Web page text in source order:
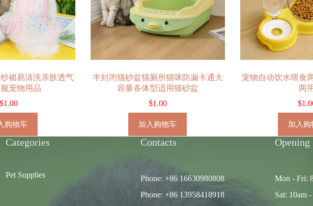
裙易清洗亲肤透气
宠物用品
1.00
购物车
半封闭猫砂盆猫厕所猫咪防漏卡通大
容量各体型适用猫砂盆
$1.00
加入购物车
宠物自动饮水喂食
两用
$
加入购
Categories
Pet Supplies
Contacts
Phone: +86 16630980808
Phone: +86 13958418918
Opening
Mon - Fri:
Sat: 10am